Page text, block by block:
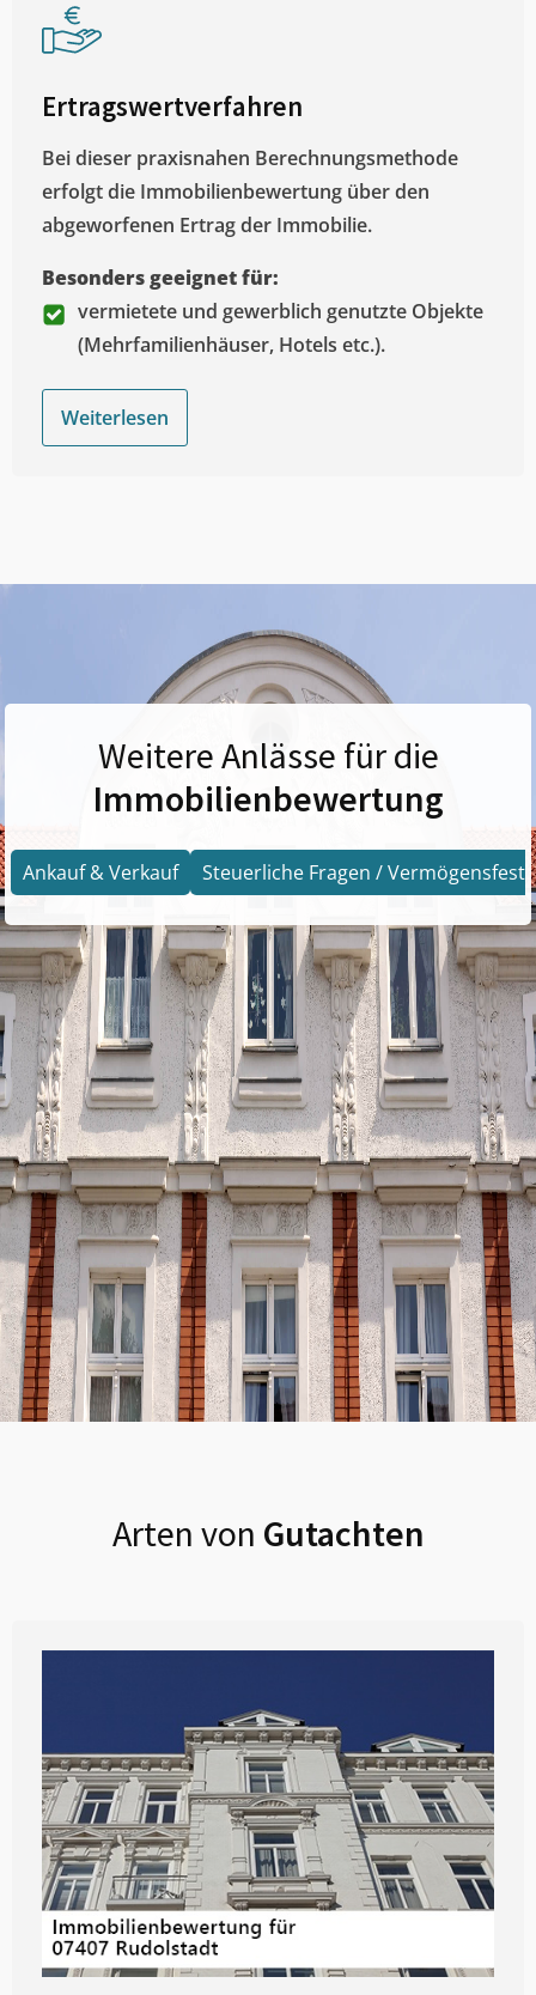
Ertragswertverfahren
Bei dieser praxisnahen Berechnungsmethode
erfolgt die Immobilienbewertung über den
abgeworfenen Ertrag der Immobilie.
Besonders geeignet für:
vermietete und gewerblich genutzte Objekte
(Mehrfamilienhäuser, Hotels etc.).
Weiterlesen
Weitere Anlässe für die
Immobilienbewertung
Ankauf & Verkauf Steuerliche Fragen /
Arten von Gutachten